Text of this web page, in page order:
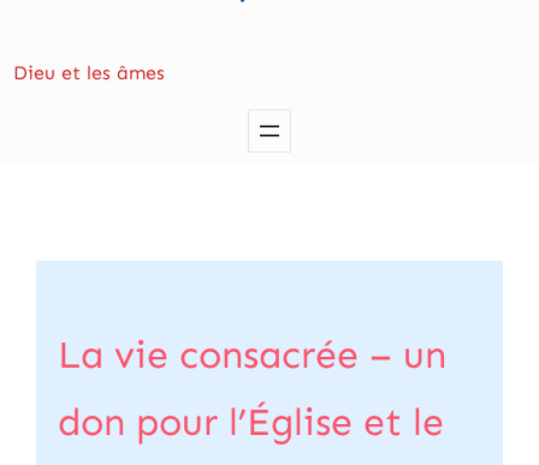
Dieu et les âmes
La vie consacrée – un
don pour l’Église et le